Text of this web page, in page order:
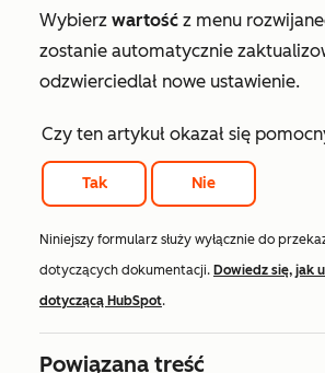
Wybierz wartość z menu
zostanie automatycznie
odzwierciedlał nowe ustawienie.
Czy ten artykuł okazał się
Tak Nie
Niniejszy formularz służy wyłącznie do
dotyczących dokumentacji. Dowiedz się, jak
dotyczącą HubSpot.
Powiązana treść